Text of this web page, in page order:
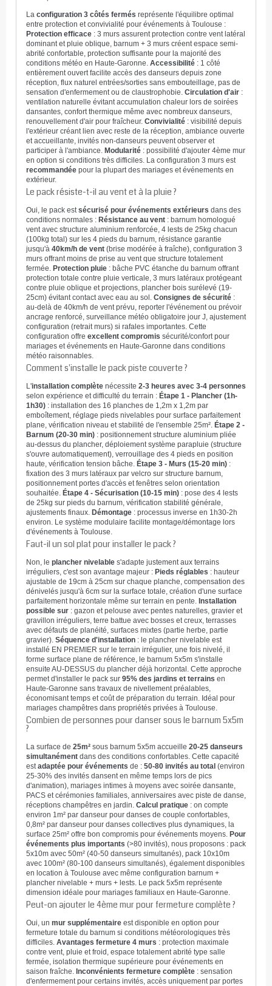
La configuration 3 côtés fermés représente l'équilibre optimal
entre protection et convivialité pour événements à Toulouse :
Protection efficace : 3 murs assurent protection contre vent latéral
dominant et pluie oblique, barnum + 3 murs créent espace semi-
abrité confortable, protection suffisante pour la majorité des
conditions météo en Haute-Garonne. Accessibilité : 1 côté
entièrement ouvert facilite accès des danseurs depuis zone
réception, flux naturel entrées/sorties sans embouteillage, pas de
sensation d'enfermement ou de claustrophobie. Circulation d'air :
ventilation naturelle évitant accumulation chaleur lors de soirées
dansantes, confort thermique même avec nombreux danseurs,
renouvellement d'air pour fraîcheur. Convivialité : visibilité depuis
l'extérieur créant lien avec reste de la réception, ambiance ouverte
et accueillante, invités non-danseurs peuvent observer et
participer à l'ambiance. Modularité : possibilité d'ajouter 4ème mur
en option si conditions très difficiles. La configuration 3 murs est
recommandée pour la plupart des mariages et événements en
extérieur.
Le pack résiste-t-il au vent et à la pluie ?
Oui, le pack estsécurisé pour événements extérieurs dans des
conditions normales : Résistance au vent : barnum homologué
vent avec structure aluminium renforcée, 4 lests de 25kg chacun
(100kg total) sur les 4 pieds du barnum, résistance garantie
jusqu'à 40km/h de vent (brise modérée à fraîche), configuration 3
murs offrant moins de prise au vent que structure totalement
fermée. Protection pluie : bâche PVC étanche du barnum offrant
protection totale contre pluie verticale, 3 murs latéraux protégeant
contre pluie oblique et projections, plancher bois surélevé (19-
25cm) évitant contact avec eau au sol. Consignes de sécurité :
au-delà de 40km/h de vent prévu, reporter l'événement ou prévoir
ancrage renforcé, surveillance météo obligatoire jour J, ajustement
configuration (retrait murs) si rafales importantes. Cette
configuration offre excellent compromis sécurité/confort pour
mariages et événements en Haute-Garonne dans conditions
météo raisonnables.
Comment s'installe le pack piste couverte ?
L'installation complète nécessite 2-3 heures avec 3-4 personnes
selon expérience et difficulté du terrain : Étape 1 - Plancher (1h-
1h30) : installation des 16 planches de 1,2m x 1,2m par
emboîtement, réglage pieds nivelables pour surface parfaitement
plane, vérification niveau et stabilité de l'ensemble 25m². Étape 2 -
Barnum (20-30 min) : positionnement structure aluminium pliée
au-dessus du plancher, déploiement système parapluie (structure
s'ouvre automatiquement), verrouillage des 4 pieds en position
haute, vérification tension bâche. Étape 3 - Murs (15-20 min) :
fixation des 3 murs latéraux par velcro sur structure barnum,
positionnement portes d'accès et fenêtres selon orientation
souhaitée. Étape 4 - Sécurisation (10-15 min) : pose des 4 lests
de 25kg sur pieds du barnum, vérification stabilité générale,
ajustements finaux. Démontage : processus inverse en 1h30-2h
environ. Le système modulaire facilite montage/démontage lors
d'événements à Toulouse.
Faut-il un sol plat pour installer le pack ?
Non, le plancher nivelable s'adapte justement aux terrains
irréguliers, c'est son avantage majeur : Pieds réglables : hauteur
ajustable de 19cm à 25cm sur chaque planche, compensation des
dénivelés jusqu'à 6cm sur la surface totale, création d'une surface
parfaitement horizontale même sur terrain en pente. Installation
possible sur : gazon et pelouse avec pentes naturelles, gravier et
gravillon irréguliers, terre battue avec bosses et creux, terrasses
avec défauts de planéité, surfaces mixtes (partie herbe, partie
gravier). Séquence d'installation : le plancher nivelable est
installé EN PREMIER sur le terrain irrégulier, une fois nivelé, il
forme surface plane de référence, le barnum 5x5m s'installe
ensuite AU-DESSUS du plancher déjà horizontal. Cette approche
permet d'installer le pack sur 95% des jardins et terrains en
Haute-Garonne sans travaux de nivellement préalables,
économisant temps et coût de préparation du terrain. Idéal pour
mariages champêtres dans propriétés privées à Toulouse.
Combien de personnes pour danser sous le barnum 5x5m
?
La surface de 25m² sous barnum 5x5m accueille 20-25 danseurs
simultanément dans des conditions confortables. Cette capacité
estadaptée pour événements de : 50-80 invités au total (environ
25-30% des invités dansent en même temps lors de pics
d'animation), mariages intimes à moyens avec soirée dansante,
PACS et cérémonies familiales, anniversaires avec piste de danse,
réceptions champêtres en jardin. Calcul pratique : on compte
environ 1m² par danseur pour danses de couple confortables,
0,8m² par danseur pour danses collectives plus dynamiques, la
surface 25m² offre bon compromis pour événements moyens. Pour
événements plus importants (>80 invités), nous proposons : pack
5x10m avec 50m² (40-50 danseurs simultanés), pack 10x10m
avec 100m² (80-100 danseurs simultanés), également disponibles
en location à Toulouse avec même configuration barnum +
plancher nivelable + murs + lests. Le pack 5x5m représente
dimension idéale pour mariages familiaux en Haute-Garonne.
Peut-on ajouter le 4ème mur pour fermeture complète ?
Oui, un mur supplémentaire est disponible en option pour
fermeture totale du barnum si conditions météorologiques très
difficiles. Avantages fermeture 4 murs : protection maximale
contre vent, pluie et froid, espace totalement abrité type salle
fermée, isolation thermique supérieure pour événements en
saison fraîche. Inconvénients fermeture complète : sensation
d'enfermement pour certains invités, accès uniquement par portes